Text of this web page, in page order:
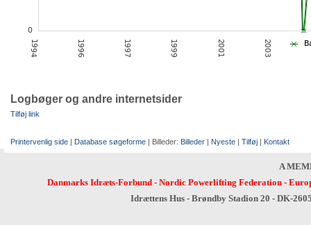
Logbøger og andre internetsider
Tilføj link
Printervenlig side | Database søgeforme | Billeder: Billeder | Nyeste | Tilføj | Kontakt
A
Danmarks Idræts-Forbund- Nordic Powerlifting Federation-
Idrættens Hus - Brøndby Stadion 20 - DK-